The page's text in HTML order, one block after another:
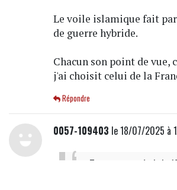
Le voile islamique fait
de guerre hybride.
Chacun son point de vue,
j'ai choisit celui de la
Répondre
0057-109403 le 18/07/2025 à
Trompette a écrit le